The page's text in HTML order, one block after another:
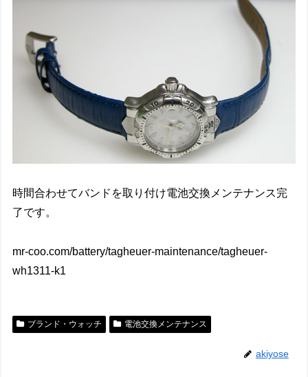
時間合わせてバンドを取り付け電池交換メンテナンス完
了です。
mr-coo.com/battery/tagheuer-maintenance/tagheuer-
wh1311-k1
ブランド・ウォッチ 電池交換メンテナンス
akiyose